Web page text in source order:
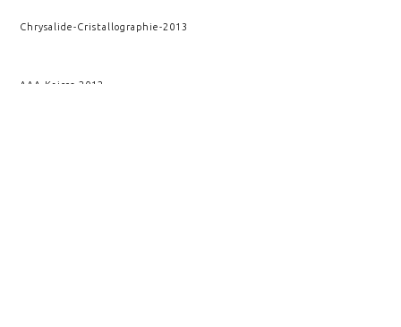
Chrysalide-Cristallographie-2013
AAA Kairos -2012